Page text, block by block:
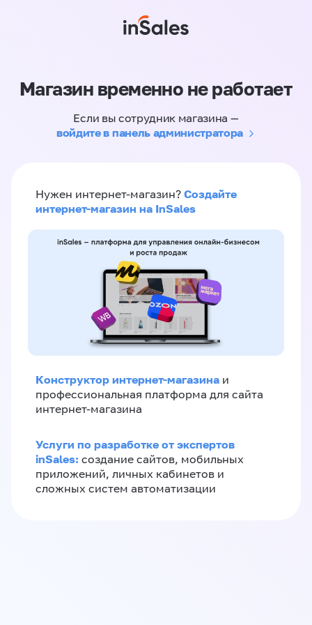
Магазин временно не работает
Если вы сотрудник магазина —
войдите в панель администратора
Нужен интернет-магазин? Создайте
интернет-магазин на InSales
Конструктор интернет-магазина и
профессиональная платформа для сайта
интернет-магазина
Услуги по разработке от экспертов
inSales: создание сайтов, мобильных
приложений, личных кабинетов и
сложных систем автоматизации